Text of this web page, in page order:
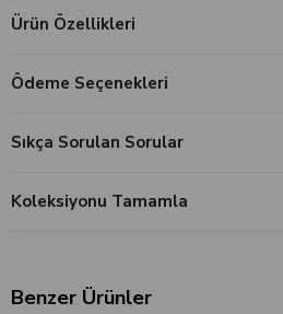
Ürün Özellikleri
Ödeme Seçenekleri
Sıkça Sorulan Sorular
Koleksiyonu Tamamla
Benzer Ürünler